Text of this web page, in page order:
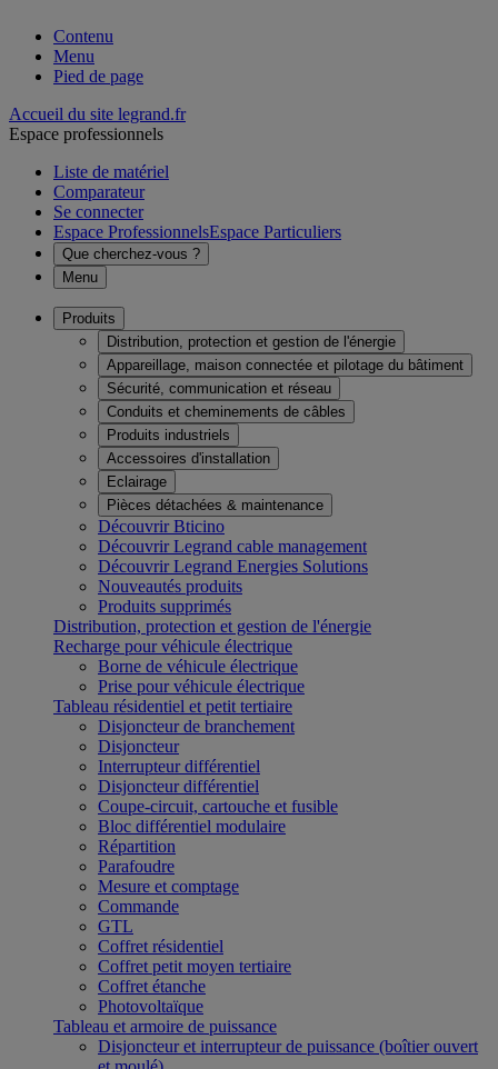
Contenu
Menu
Pied de page
Accueil du site legrand.fr
Espace professionnels
Liste de matériel
Comparateur
Se connecter
Espace ProfessionnelsEspace Particuliers
Que cherchez-vous ?
Menu
Produits
Distribution, protection et gestion de l'énergie
Appareillage, maison connectée et pilotage du bâtiment
Sécurité, communication et réseau
Conduits et cheminements de câbles
Produits industriels
Accessoires d'installation
Eclairage
Pièces détachées & maintenance
Découvrir Bticino
Découvrir Legrand cable management
Découvrir Legrand Energies Solutions
Nouveautés produits
Produits supprimés
Distribution, protection et gestion de l'énergie
Recharge pour véhicule électrique
Borne de véhicule électrique
Prise pour véhicule électrique
Tableau résidentiel et petit tertiaire
Disjoncteur de branchement
Disjoncteur
Interrupteur différentiel
Disjoncteur différentiel
Coupe-circuit, cartouche et fusible
Bloc différentiel modulaire
Répartition
Parafoudre
Mesure et comptage
Commande
GTL
Coffret résidentiel
Coffret petit moyen tertiaire
Coffret étanche
Photovoltaïque
Tableau et armoire de puissance
Disjoncteur et interrupteur de puissance (boîtier ouvert